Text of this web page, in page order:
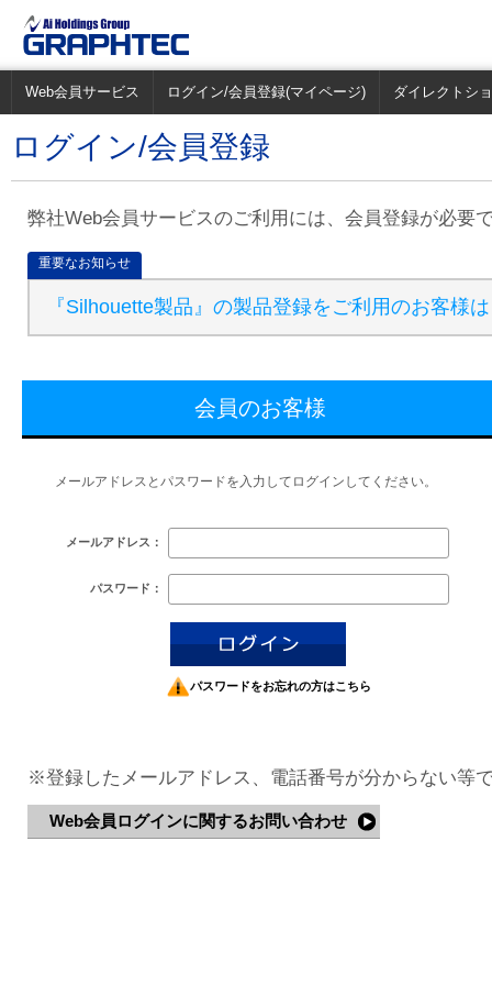
Web会員サービス ログイン/会員登録(マイページ) ダイレクトシ
ログイン/会員登録
弊社Web会員サービスのご利用には、会員登録が必要
重要なお知らせ
『Silhouette製品』の製品登録をご利用のお客様
会員のお客様
メールアドレスとパスワードを入力してログインしてください。
メールアドレス：
パスワード：
パスワードをお忘れの方はこちら
※登録したメールアドレス、電話番号が分からない等
Web会員ログインに関するお問い合わせ